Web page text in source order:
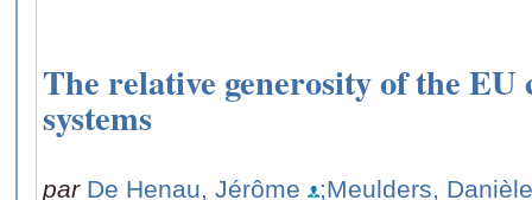
The relative generosity of the
systems
par De Henau, Jérôme
;Meulders, Danièle